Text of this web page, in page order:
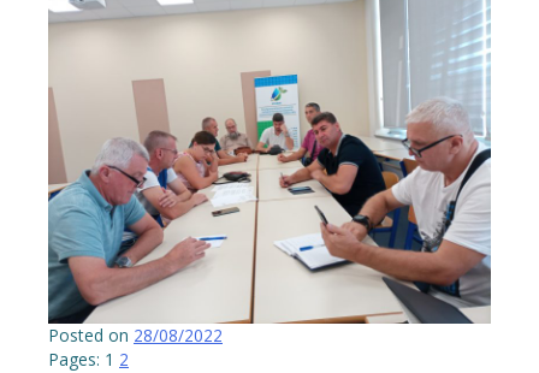
Posted on 28/08/2022
Pages: 1 2